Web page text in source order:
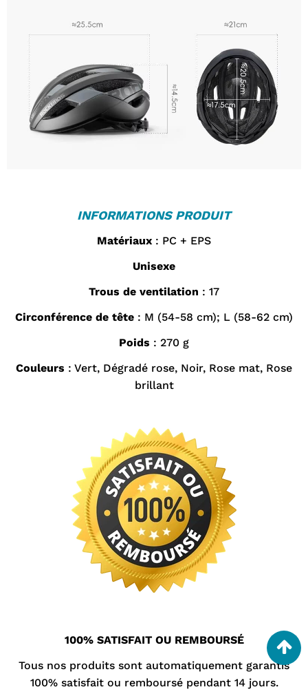
INFORMATIONS PRODUIT
Matériaux : PC + EPS
Unisexe
Trous de ventilation : 17
Circonférence de tête : M (54-58 cm); L (58-62 cm)
Poids : 270 g
Couleurs : Vert, Dégradé rose, Noir, Rose mat, Rose
brillant
100% SATISFAIT OU REMBOURSÉ
Tous nos produits sont automatiquement garantis
100% satisfait ou remboursé pendant 14 jours.